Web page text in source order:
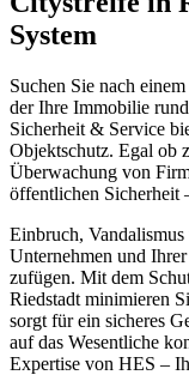
System
Suchen Sie nach
der Ihre Immobilie
Sicherheit & Service
Objektschutz. Egal ob
Überwachung von
öffentlichen Sicherheit
Einbruch,
Unternehmen und
zufügen. Mit dem
Riedstadt minimieren
sorgt für ein sicheres
auf das Wesentliche
Expertise von HES –